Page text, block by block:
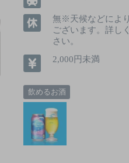
無※天候などによ
ございます。詳し
さい。
2,000円未満
飲めるお酒